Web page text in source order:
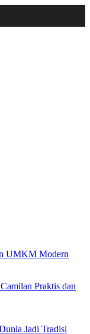
UMKM Modern
Praktis dan
Jadi Tradisi